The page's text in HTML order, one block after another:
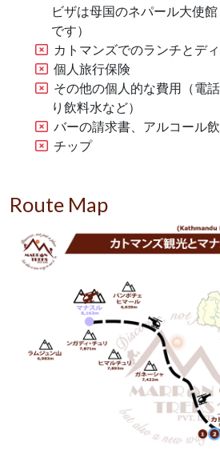
ビザは母国のネパール大使
です）
カトマンズでのランチとデ
個人旅行保険
その他の個人的な費用（電
り飲料水など）
バーの請求書、アルコール
チップ
Route Map